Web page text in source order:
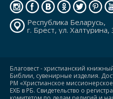
Республика Беларусь,
г. Брест, ул.
Благовест - христианский
Библии, сувенирные изделия.
РМ «Христианское
ЕХБ в РБ. Свидетельство о